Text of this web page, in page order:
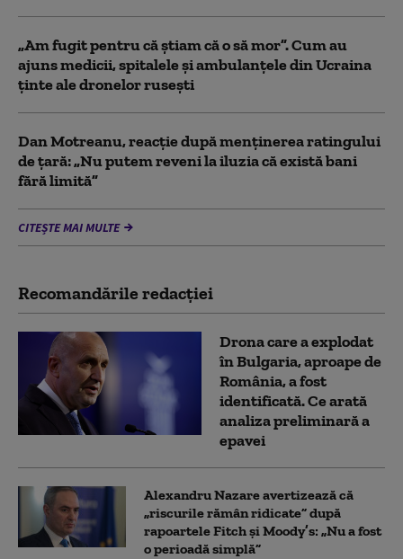
„Am fugit pentru că știam că o să mor”. Cum au
ajuns medicii, spitalele și ambulanțele din Ucraina
ținte ale dronelor rusești
Dan Motreanu, reacție după menținerea ratingului
de țară: „Nu putem reveni la iluzia că există bani
fără limită”
CITEȘTE MAI MULTE
Recomandările redacţiei
Drona care a explodat
în Bulgaria, aproape de
România, a fost
identificată. Ce arată
analiza preliminară a
epavei
Alexandru Nazare avertizează că
„riscurile rămân ridicate” după
rapoartele Fitch și Moody’s: „Nu a fost
o perioadă simplă”